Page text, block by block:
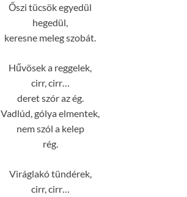
Őszi tücsök egyedül
hegedül,
keresne meleg szobát.
Hűvösek a reggelek,
cirr, cirr…
deret szór az ég.
Vadlúd, gólya elmentek,
nem szól a kelep
rég.
Viráglakó tündérek,
cirr, cirr…